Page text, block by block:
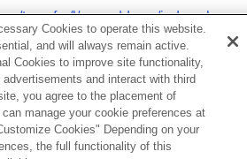
ターの設定
transfer/l/macaddress/index.php
提供は、一部の国や地域のみとなり
Cookies to operate this website.
and will always remain active.
Cookies to improve site functionality,
and interact with third
you agree to the placement of
manage your cookie preferences at
Cookies" Depending on your
the full functionality of this